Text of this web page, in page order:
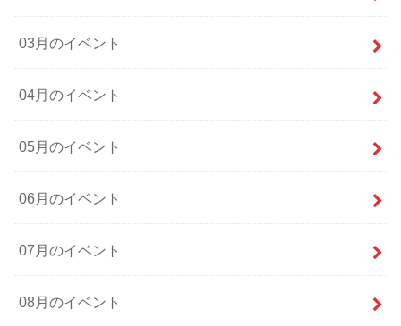
03月のイベント
04月のイベント
05月のイベント
06月のイベント
07月のイベント
08月のイベント